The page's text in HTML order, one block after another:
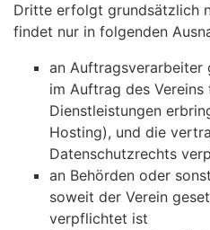
Dritte erfolgt grundsätzlich
findet nur in folgenden
an Auftragsverarbeiter
im Auftrag des Vereins
Dienstleistungen
Hosting), und die
Datenschutzrechts
an Behörden oder
soweit der Verein
verpflichtet ist